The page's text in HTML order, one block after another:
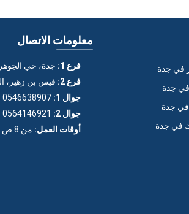
في جدة
في جدة
جدة
في جدة
معلومات الاتصال
فرع 1:
جدة، حي
فرع 2:
قيس بن زهير،
جوال 1:
0546638907
جوال 2:
0564146921
أوقات العمل: من 8 ص حتى 10 م (عدا الجمعة)